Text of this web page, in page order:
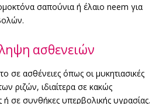
σαπούνια ή έλαιο neem για
ασθενειών
σε ασθένειες όπως οι μυκητιασικές
ριζών, ιδιαίτερα σε κακώς
σε συνθήκες υπερβολικής υγρασίας.